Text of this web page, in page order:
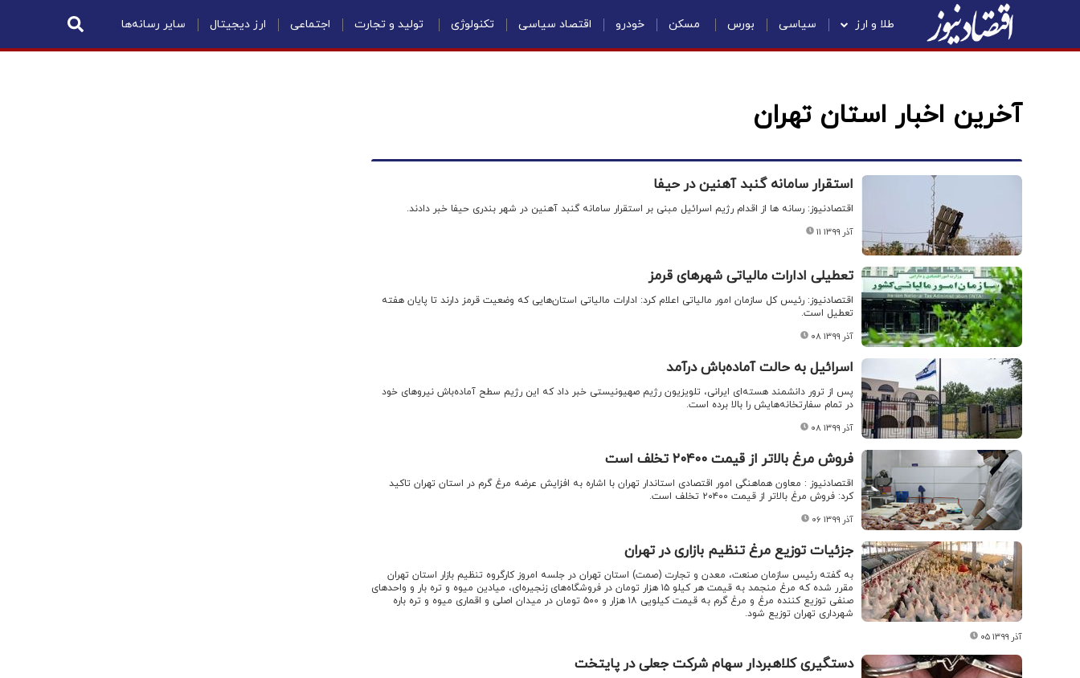
طلا و ارز سیاسی بورس مسکن خودرو اقتصاد سیاسی تکنولوژی تولید و تجارت اجتماعی ارز دیجیتال سایر رسانه‌ها
آخرین اخبار استان تهران
استقرار سامانه گنبد آهنین در حیفا
اقتصادنیوز: رسانه ها از اقدام رژیم اسرائیل مبنی بر استقرار سامانه گنبد آهنین در شهر بندری حیفا خبر دادند.
۱۱ آذر ۱۳۹۹
تعطیلی ادارات مالیاتی شهرهای قرمز
اقتصادنیوز:‌ رئیس کل سازمان امور مالیاتی اعلام کرد: ادارات مالیاتی استان‌هایی که وضعیت قرمز دارند تا پایان هفته
تعطیل است.
۰۸ آذر ۱۳۹۹
اسرائیل به حالت آماده‌باش درآمد
پس از ترور دانشمند هسته‌ای ایرانی، تلویزیون رژیم صهیونیستی خبر داد که این رژیم سطح آماده‌باش نیروهای خود
در تمام سفارتخانه‌هایش را بالا برده است.
۰۸ آذر ۱۳۹۹
فروش مرغ بالاتر از قیمت ۲۰۴۰۰ تخلف است
اقتصادنیوز : معاون هماهنگی امور اقتصادی استاندار تهران با اشاره به افزایش عرضه مرغ گرم در استان تهران تاکید
کرد: فروش مرغ بالاتر از قیمت ۲۰۴۰۰ تخلف است.
۰۶ آذر ۱۳۹۹
جزئیات توزیع مرغ تنظیم بازاری در تهران
به گفته رئیس سازمان صنعت، معدن و تجارت (صمت) استان تهران در جلسه امروز کارگروه تنظیم بازار استان تهران
مقرر شده که مرغ منجمد به قیمت هر کیلو ۱۵ هزار تومان در فروشگاه‌های زنجیره‌ای، میادین میوه و تره بار و واحدهای
صنفی توزیع کننده مرغ و مرغ گرم به قیمت کیلویی ۱۸ هزار و ۵۰۰ تومان در میدان اصلی و اقماری میوه و تره باره
شهرداری تهران توزیع شود.
۰۵ آذر ۱۳۹۹
دستگیری کلاهبردار سهام شرکت جعلی در پایتخت